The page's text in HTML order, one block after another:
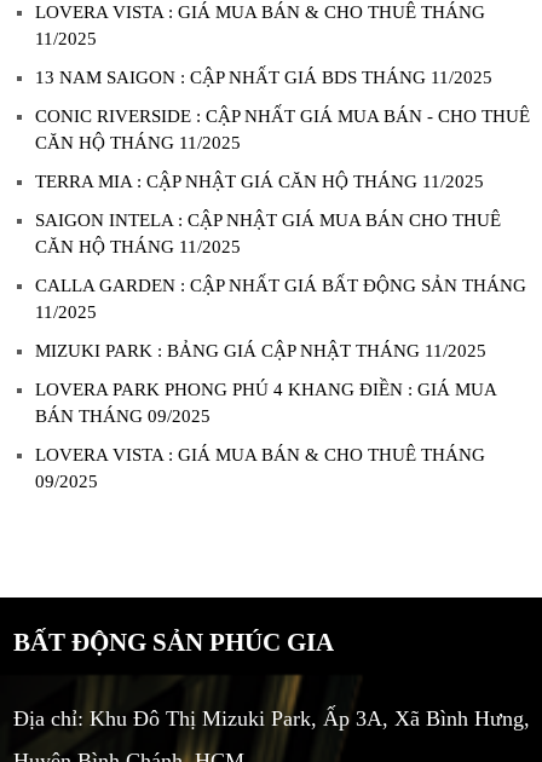
LOVERA VISTA : GIÁ MUA BÁN & CHO THUÊ THÁNG
11/2025
13 NAM SAIGON : CẬP NHẤT GIÁ BDS THÁNG 11/2025
CONIC RIVERSIDE : CẬP NHẤT GIÁ MUA BÁN - CHO THUÊ
CĂN HỘ THÁNG 11/2025
TERRA MIA : CẬP NHẬT GIÁ CĂN HỘ THÁNG 11/2025
SAIGON INTELA : CẬP NHẬT GIÁ MUA BÁN CHO THUÊ
CĂN HỘ THÁNG 11/2025
CALLA GARDEN : CẬP NHẤT GIÁ BẤT ĐỘNG SẢN THÁNG
11/2025
MIZUKI PARK : BẢNG GIÁ CẬP NHẬT THÁNG 11/2025
LOVERA PARK PHONG PHÚ 4 KHANG ĐIỀN : GIÁ MUA
BÁN THÁNG 09/2025
LOVERA VISTA : GIÁ MUA BÁN & CHO THUÊ THÁNG
09/2025
BẤT ĐỘNG SẢN PHÚC GIA
Địa chỉ: Khu Đô Thị Mizuki Park, Ấp 3A, Xã Bình Hưng,